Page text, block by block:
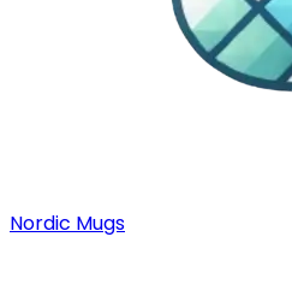
Nordic Mugs